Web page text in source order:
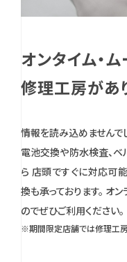
オンタイム・
修理工房があ
情報を読み込めませんで
電池交換や防水検査、ベ
ら 店頭ですぐに対応可能
換も承っております。 オン
のでぜひご利用ください。
※期間限定店舗では修理工房